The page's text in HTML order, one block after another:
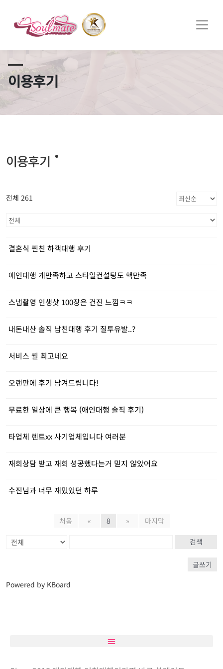
이용후기
이용후기
전체 261
결혼식 찐친 하객대행 후기
애인대행 개만족하고 스타일컨설팅도 핵만족
스냅촬영 인생샷 100장은 건진 느낌ㅋㅋ
내돈내산 솔직 남친대행 후기 질투유발..?
서비스 퀄 최고네요
오랜만에 후기 남겨드립니다!
무료한 일상에 큰 행복 (애인대행 솔직 후기)
타업체 렌트xx 사기업체입니다 여러분
재회상담 받고 재회 성공했다는거 믿지 않았어요
수진님과 너무 재밌었던 하루
처음 « 8 » 마지막
검색
글쓰기
Powered by KBoard
쏠메이트×토모토모 프로모션 영상 full버전 보러가기